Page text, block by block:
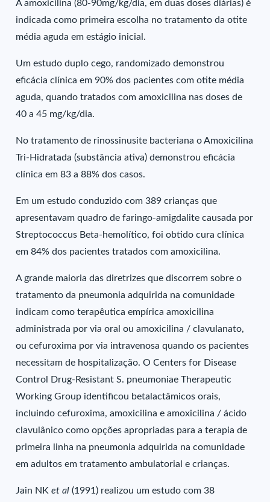
A amoxicilina (80-90mg/kg/dia, em duas doses diárias) é
indicada como primeira escolha no tratamento da otite
média aguda em estágio inicial.
Um estudo duplo cego, randomizado demonstrou
eficácia clínica em 90% dos pacientes com otite média
aguda, quando tratados com amoxicilina nas doses de
40 a 45 mg/kg/dia.
No tratamento de rinossinusite bacteriana o Amoxicilina
Tri-Hidratada (substância ativa) demonstrou eficácia
clínica em 83 a 88% dos casos.
Em um estudo conduzido com 389 crianças que
apresentavam quadro de faringo-amigdalite causada por
Streptococcus Beta-hemolítico, foi obtido cura clínica
em 84% dos pacientes tratados com amoxicilina.
A grande maioria das diretrizes que discorrem sobre o
tratamento da pneumonia adquirida na comunidade
indicam como terapêutica empírica amoxicilina
administrada por via oral ou amoxicilina / clavulanato,
ou cefuroxima por via intravenosa quando os pacientes
necessitam de hospitalização. O Centers for Disease
Control Drug-Resistant S. pneumoniae Therapeutic
Working Group identificou betalactâmicos orais,
incluindo cefuroxima, amoxicilina e amoxicilina / ácido
clavulânico como opções apropriadas para a terapia de
primeira linha na pneumonia adquirida na comunidade
em adultos em tratamento ambulatorial e crianças.
Jain NK et al (1991) realizou um estudo com 38